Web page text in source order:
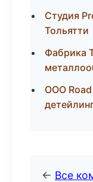
Студия
Тольятти
Фабрика
ООО
← Все